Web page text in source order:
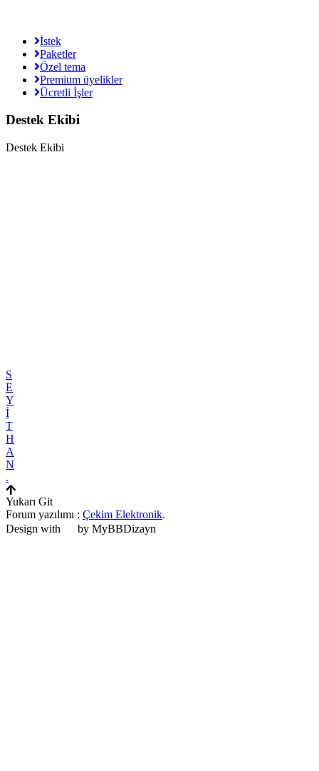
İstek
Paketler
Özel tema
Premium üyelikler
Ücretli İşler
Destek Ekibi
Destek Ekibi
S
E
Y
İ
T
H
A
N
.
Yukarı Git
Forum yazılımı : Çekim Elektronik.
Design with
by MyBBDizayn